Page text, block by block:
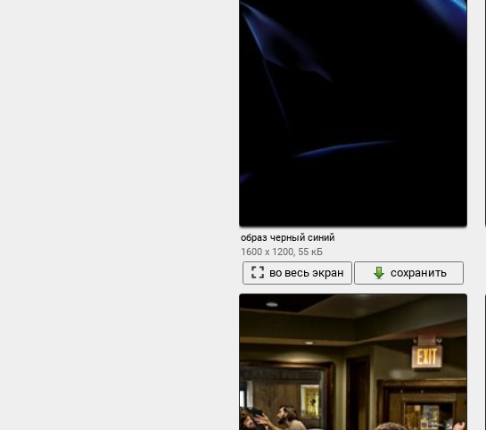
образ черный синий
1600 x 1200, 55 кБ
во весь экран сохранить